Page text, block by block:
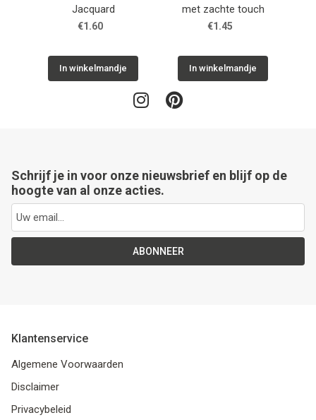
Jacquard
€1.60
In winkelmandje
met zachte touch
€1.45
In winkelmandje
Schrijf je in voor onze nieuwsbrief en blijf op de
hoogte van al onze acties.
ABONNEER
Klantenservice
Algemene Voorwaarden
Disclaimer
Privacybeleid